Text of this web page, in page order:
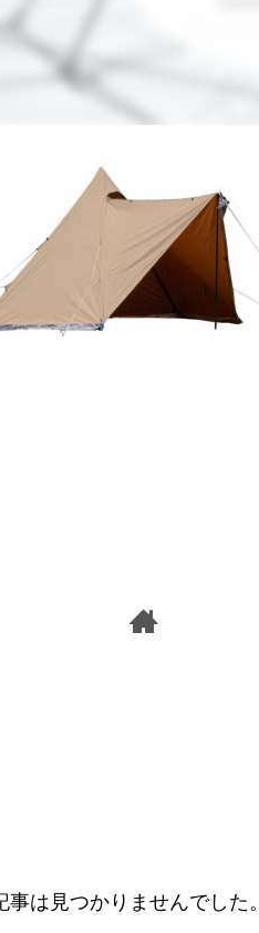
事は見つかりませんでした。